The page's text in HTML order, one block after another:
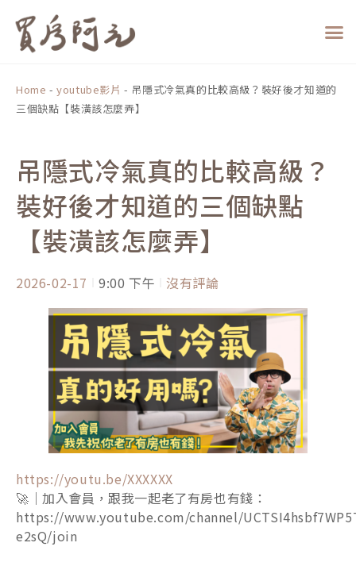
Home -youtube影片 - 吊隱式冷氣真的比較高級？裝好後才知道的
三個缺點【裝潢該怎麼弄】
吊隱式冷氣真的比較高級？
裝好後才知道的三個缺點
【裝潢該怎麼弄】
2026-02-17 9:00 下午 沒有評論
https://youtu.be/XXXXXX
🚀｜加入會員，跟我一起老了有房也有錢：
https://www.youtube.com/channel/
e2sQ/join